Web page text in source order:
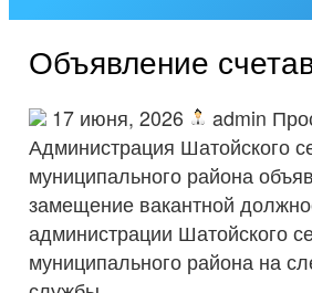
Объявление
17 июня, 2026
admin
Администрация Шатойского
муниципального района
замещение вакантной
администрации Шатойского
муниципального района на